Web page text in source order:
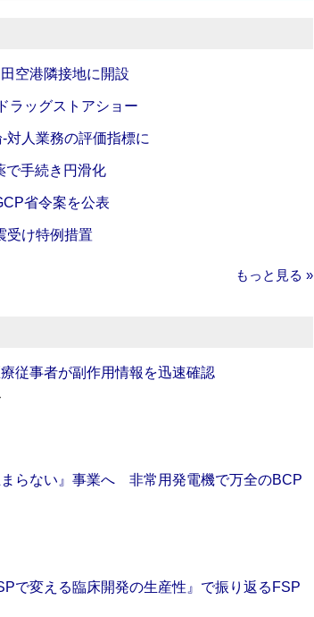
空港隣接地に開設
ラッグストアショー
対人業務の評価指標に
で手続き円滑化
省令案を公表
受け特例措置
もっと見る »
従事者が副作用情報を迅速確認
まらない』事業へ 非常用発電機で万全のBCP
で変える臨床開発の生産性』で振り返るFSP